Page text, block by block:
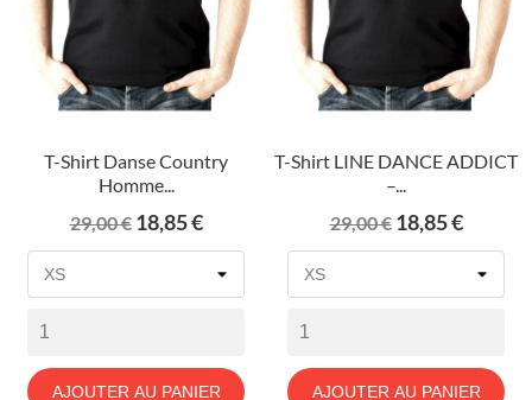
T-Shirt Danse Country
Homme...
Prix
de
29,00 € Prix
18,85 €
AJOUTER AU PANIER
T-Shirt LINE DANCE ADDICT
–...
Prix
de
29,00 € Prix
18,85 €
AJOUTER AU PANIER